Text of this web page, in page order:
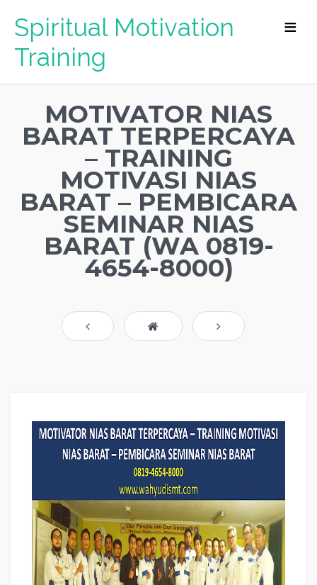
Spiritual Motivation
Training
MOTIVATOR NIAS
BARAT TERPERCAYA
– TRAINING
MOTIVASI NIAS
BARAT – PEMBICARA
SEMINAR NIAS
BARAT (WA 0819-
4654-8000)